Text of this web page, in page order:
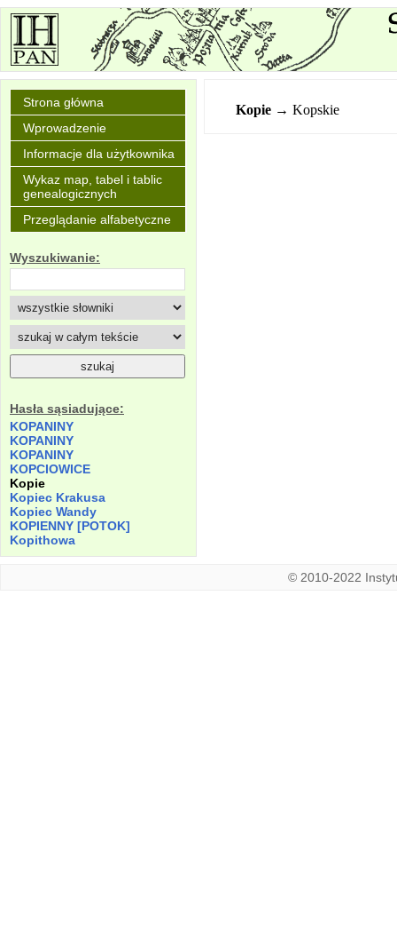
Strona główna
Wprowadzenie
Informacje dla użytkownika
Wykaz map, tabel i tablic
genealogicznych
Przeglądanie alfabetyczne
Wyszukiwanie:
Hasła sąsiadujące:
KOPANINY
KOPANINY
KOPANINY
KOPCIOWICE
Kopie
Kopiec Krakusa
Kopiec Wandy
KOPIENNY [POTOK]
Kopithowa
Kopie → Kopskie
© 2010-2022